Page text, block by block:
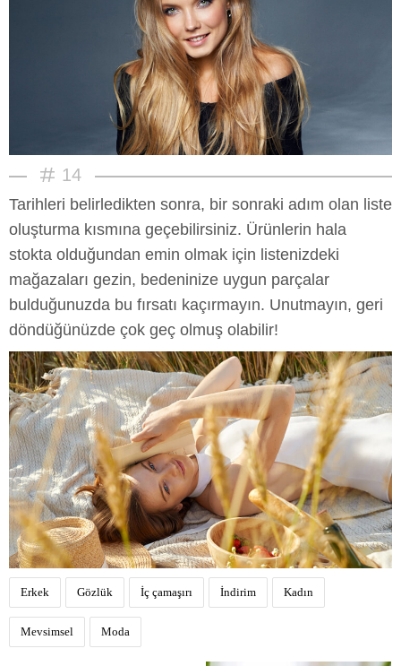
14
Tarihleri belirledikten sonra, bir sonraki adım olan liste
oluşturma kısmına geçebilirsiniz. Ürünlerin hala
stokta olduğundan emin olmak için listenizdeki
mağazaları gezin, bedeninize uygun parçalar
bulduğunuzda bu fırsatı kaçırmayın. Unutmayın, geri
döndüğünüzde çok geç olmuş olabilir!
Erkek Gözlük İç çamaşırı İndirim Kadın
Mevsimsel Moda